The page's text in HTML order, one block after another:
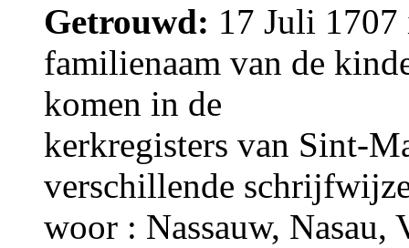
Getrouwd: 17 Juli
familienaam van de
komen in de
kerkregisters van Sint-
verschillende
woor : Nassauw, Nasau,